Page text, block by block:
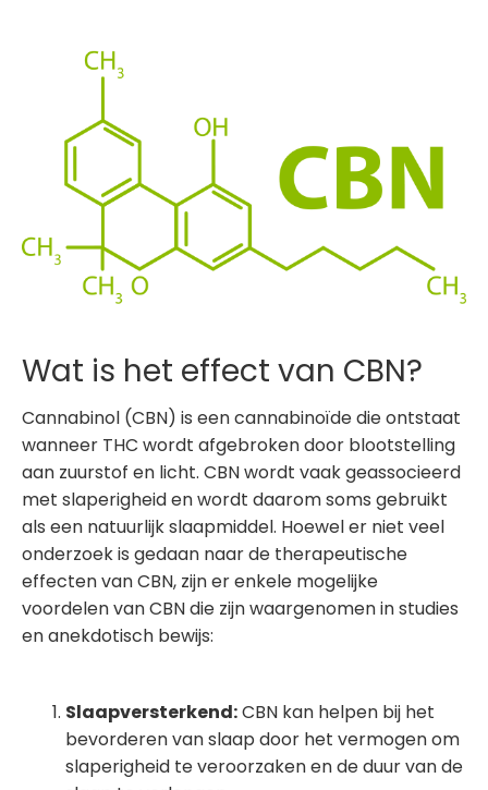
Wat is het effect van CBN?
Cannabinol (CBN) is een cannabinoïde die ontstaat
wanneer THC wordt afgebroken door blootstelling
aan zuurstof en licht. CBN wordt vaak geassocieerd
met slaperigheid en wordt daarom soms gebruikt
als een natuurlijk slaapmiddel. Hoewel er niet veel
onderzoek is gedaan naar de therapeutische
effecten van CBN, zijn er enkele mogelijke
voordelen van CBN die zijn waargenomen in studies
en anekdotisch bewijs:
Slaapversterkend:CBN kan helpen bij het
bevorderen van slaap door het vermogen om
slaperigheid te veroorzaken en de duur van de